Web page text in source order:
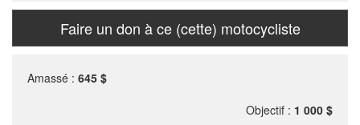
Faire un don à ce (cette) motocycliste
Amassé : 645 $
Objectif : 1 000 $